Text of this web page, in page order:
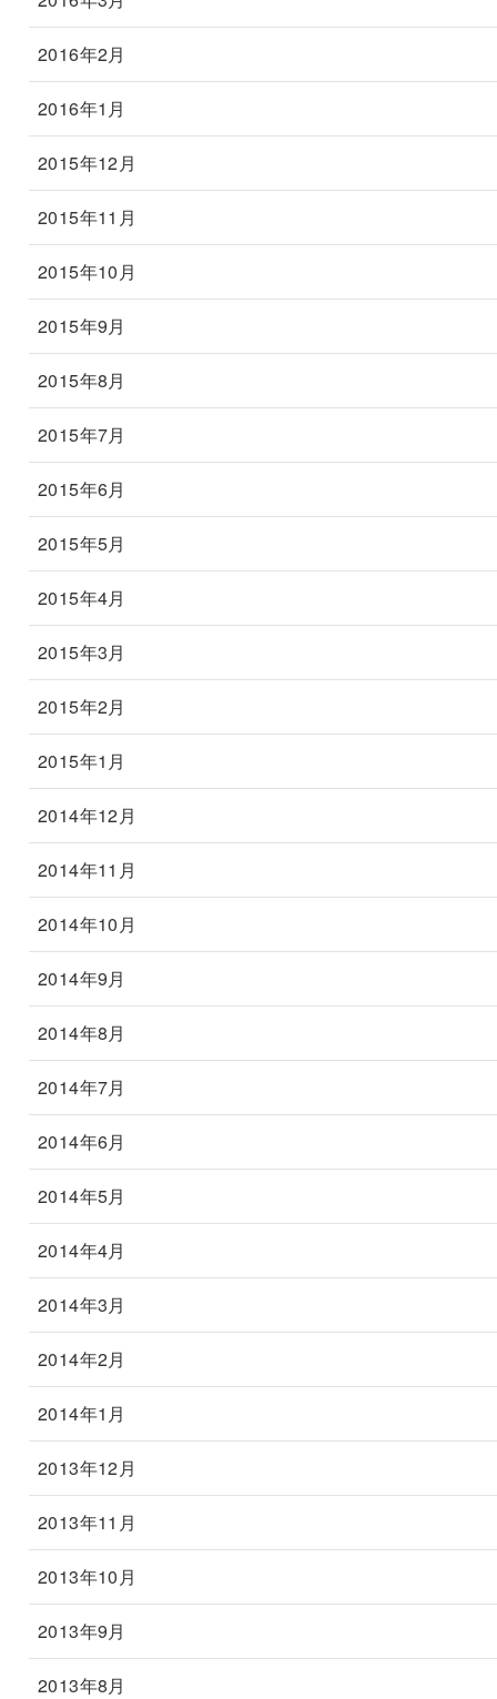
2016年2月
2016年1月
2015年12月
2015年11月
2015年10月
2015年9月
2015年8月
2015年7月
2015年6月
2015年5月
2015年4月
2015年3月
2015年2月
2015年1月
2014年12月
2014年11月
2014年10月
2014年9月
2014年8月
2014年7月
2014年6月
2014年5月
2014年4月
2014年3月
2014年2月
2014年1月
2013年12月
2013年11月
2013年10月
2013年9月
2013年8月